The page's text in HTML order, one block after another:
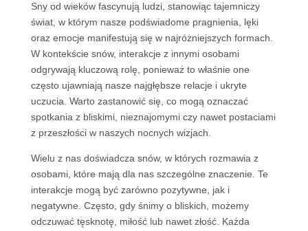
Sny od wieków fascynują ludzi, stanowiąc tajemniczy
świat, w którym nasze podświadome pragnienia, lęki
oraz emocje manifestują się w najróżniejszych formach.
W kontekście snów, interakcje z innymi osobami
odgrywają kluczową rolę, ponieważ to właśnie one
często ujawniają nasze najgłębsze relacje i ukryte
uczucia. Warto zastanowić się, co mogą oznaczać
spotkania z bliskimi, nieznajomymi czy nawet postaciami
z przeszłości w naszych nocnych wizjach.
Wielu z nas doświadcza snów, w których rozmawia z
osobami, które mają dla nas szczególne znaczenie. Te
interakcje mogą być zarówno pozytywne, jak i
negatywne. Często, gdy śnimy o bliskich, możemy
odczuwać tęsknotę, miłość lub nawet złość. Każda